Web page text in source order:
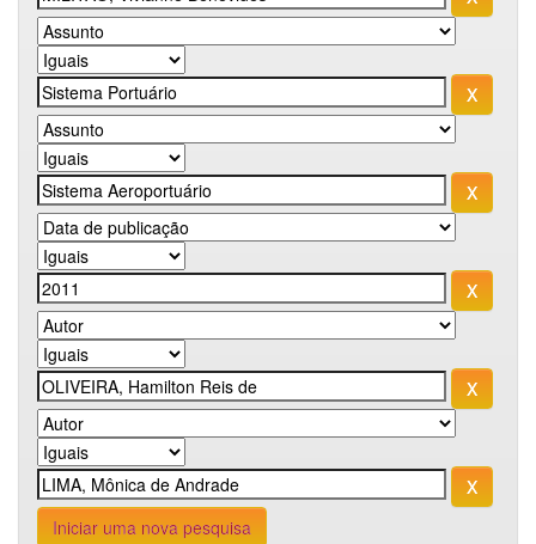
Iniciar uma nova pesquisa